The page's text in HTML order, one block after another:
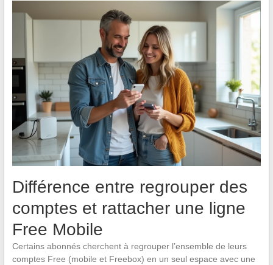
Différence entre regrouper des
comptes et rattacher une ligne
Free Mobile
Certains abonnés cherchent à regrouper l’ensemble de leurs
comptes Free (mobile et Freebox) en un seul espace avec une